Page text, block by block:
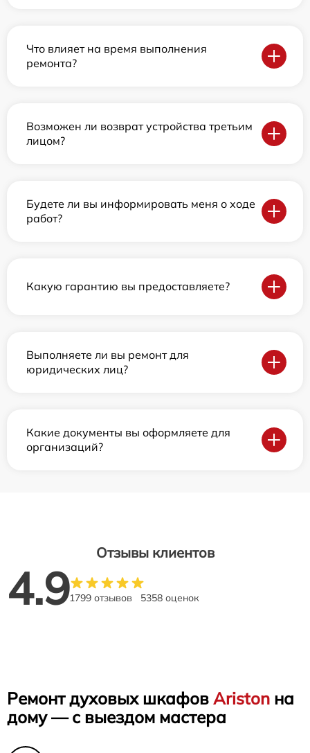
Что влияет на время выполнения
ремонта?
Возможен ли возврат устройства третьим
лицом?
Будете ли вы информировать меня о ходе
работ?
Какую гарантию вы предоставляете?
Выполняете ли вы ремонт для
юридических лиц?
Какие документы вы оформляете для
организаций?
Отзывы клиентов
4.91799 отзывов 5358 оценок
Ремонт духовых шкафов Ariston на
дому — с выездом мастера